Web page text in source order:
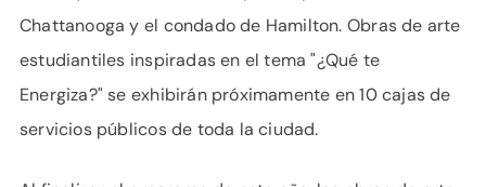
Chattanooga y el condado de Hamilton. Obras de arte
estudiantiles inspiradas en el tema "¿Qué te
Energiza?" se exhibirán próximamente en 10 cajas de
servicios públicos de toda la ciudad.